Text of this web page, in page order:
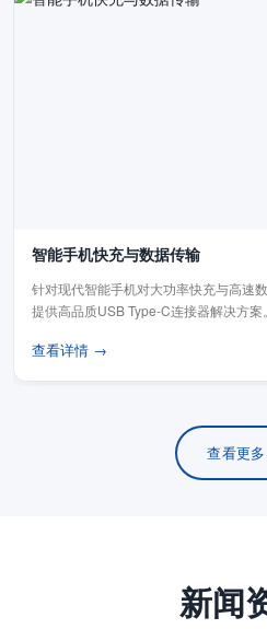
智能手机快充与数据传输
针对现代智能手机对大功率快充与高速
提供高品质USB Type-C连接器解决方
查看详情 →
查看更多
新闻